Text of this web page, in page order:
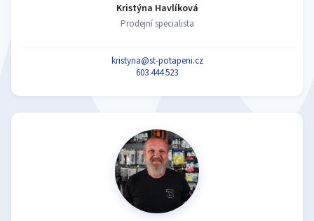
Kristýna Havlíková
Prodejní specialista
kristyna@st-potapeni.cz
603 444 523